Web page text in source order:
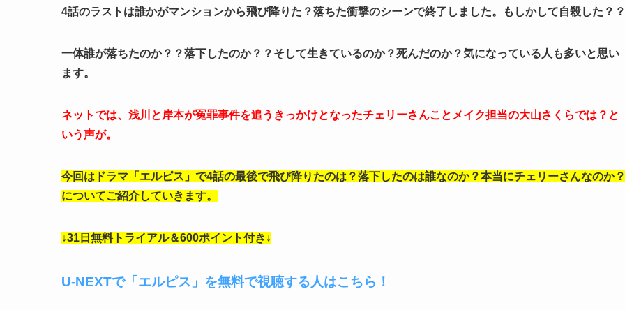
4話のラストは誰かがマンションから飛び降りた？落ちた衝撃のシーンで終了しました。もしかして自殺した？？
一体誰が落ちたのか？？落下したのか？？そして生きているのか？死んだのか？気になっている人も多いと思い
ます。
ネットでは、浅川と岸本が冤罪事件を追うきっかけとなったチェリーさんことメイク担当の大山さくらでは？と
いう声が。
今回はドラマ「エルピス」で4話の最後で飛び降りたのは？落下したのは誰なのか？本当にチェリーさんなのか？
についてご紹介していきます。
↓31日無料トライアル＆600ポイント付き↓
U-NEXTで「エルピス」を無料で視聴する人はこちら！